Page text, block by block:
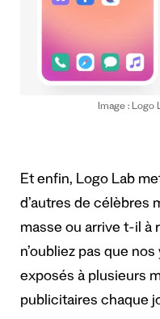
Image : Logo
Et enfin, Logo Lab
d’autres de célèbres
masse ou arrive t-il à
n’oubliez pas que
exposés à plusieurs
publicitaires chaque